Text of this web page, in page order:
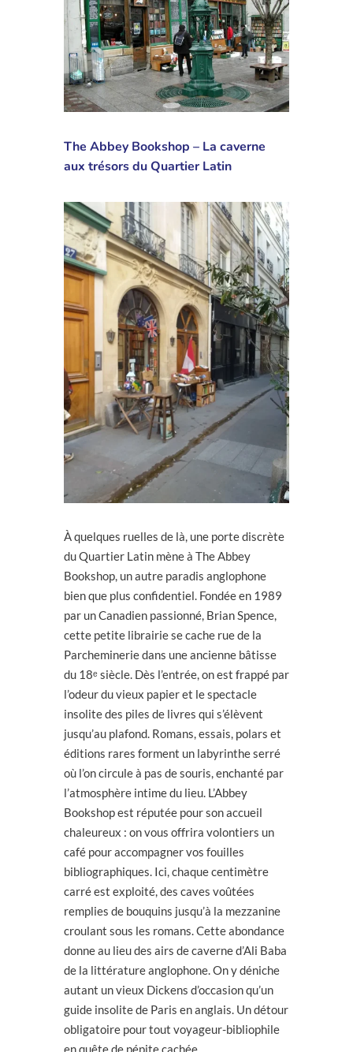
The Abbey Bookshop – La caverne
aux trésors du Quartier Latin
À quelques ruelles de là, une porte discrète
du Quartier Latin mène à The Abbey
Bookshop, un autre paradis anglophone
bien que plus confidentiel. Fondée en 1989
par un Canadien passionné, Brian Spence,
cette petite librairie se cache rue de la
Parcheminerie dans une ancienne bâtisse
du 18ᵉ siècle. Dès l’entrée, on est frappé par
l’odeur du vieux papier et le spectacle
insolite des piles de livres qui s’élèvent
jusqu’au plafond. Romans, essais, polars et
éditions rares forment un labyrinthe serré
où l’on circule à pas de souris, enchanté par
l’atmosphère intime du lieu. L’Abbey
Bookshop est réputée pour son accueil
chaleureux : on vous offrira volontiers un
café pour accompagner vos fouilles
bibliographiques. Ici, chaque centimètre
carré est exploité, des caves voûtées
remplies de bouquins jusqu’à la mezzanine
croulant sous les romans. Cette abondance
donne au lieu des airs de caverne d’Ali Baba
de la littérature anglophone. On y déniche
autant un vieux Dickens d’occasion qu’un
guide insolite de Paris en anglais. Un détour
obligatoire pour tout voyageur-bibliophile
en quête de pépite cachée.